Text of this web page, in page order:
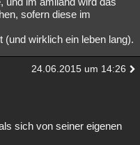
sofern diese im
(und wirklich ein leben lang).
24.06.2015 um 14:26
sich von seiner eigenen